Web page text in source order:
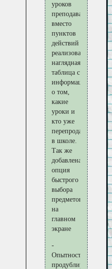
уроков
преподавания:
вместо
пунктов
действий
реализована
наглядная
таблица с
информацией
о том,
какие
уроки и
кто уже
перепродаёт
в школе.
Так же
добавлена
опция
быстрого
выбора
предметов
на
главном
экране
-
Опытность
продублирована